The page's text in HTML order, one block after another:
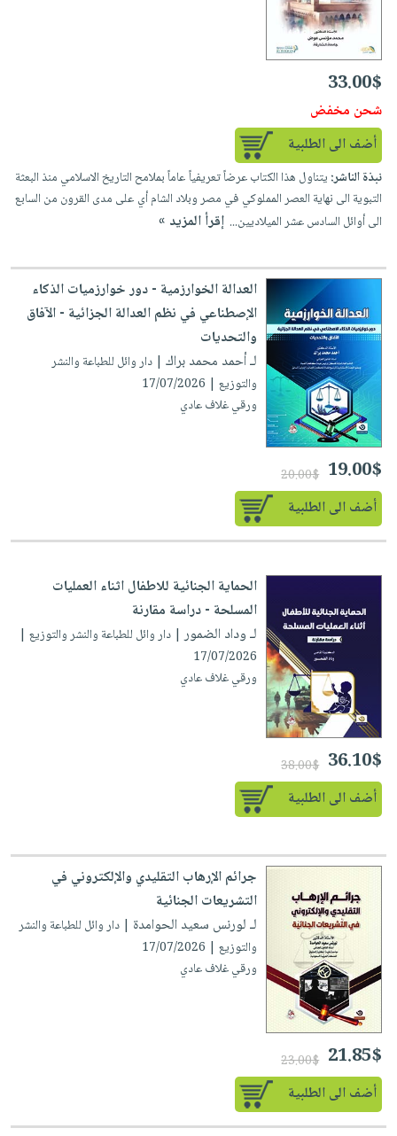
33.00$
شحن مخفض
أضف الى الطلبية
نبذة الناشر: يتناول هذا الكتاب عرضاً تعريفياً عاماً بملامح التاريخ الاسلامي منذ البعثة
التبوية الى نهاية العصر المملوكي في مصر وبلاد الشام أي على مدى القرون من السابع
الى أوائل السادس عشر الميلاديين... إقرأ المزيد »
العدالة الخوارزمية - دور خوارزميات الذكاء
الإصطناعي في نظم العدالة الجزائية - الآفاق
والتحديات
لـ أحمد محمد براك | دار وائل للطباعة والنشر
والتوزيع | 17/07/2026
ورقي غلاف عادي
19.00$
20.00$
أضف الى الطلبية
الحماية الجنائية للاطفال اثناء العمليات
المسلحة - دراسة مقارنة
لـ وداد الضمور| دار وائل للطباعة والنشر والتوزيع |
17/07/2026
ورقي غلاف عادي
36.10$
38.00$
أضف الى الطلبية
جرائم الإرهاب التقليدي والإلكتروني في
التشريعات الجنائية
لـ لورنس سعيد الحوامدة | دار وائل للطباعة والنشر
والتوزيع | 17/07/2026
ورقي غلاف عادي
21.85$
23.00$
أضف الى الطلبية